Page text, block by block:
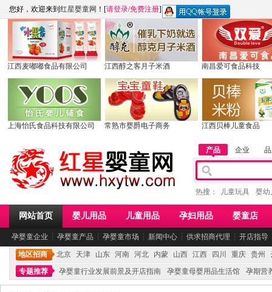
您好，欢迎来到 红星婴童网 ！[请登录/免费注册]
江西麦嘟嘟食品有限公司 江西醇之客月子米酒 南昌爱可食品科技
上海怡氏食品科技有限公司 常熟市婴爵电子商务 江西贝棒儿童食品
产品 企业
热搜： 儿童玩具 婴幼
网站首页 婴儿用品 儿童用品 孕妇用品 婴童店
孕婴童企业 ┆ 孕婴童产品 ┆ 孕婴童市场 ┆ 新闻中心 ┆ 供求招商代理 ┆ 开店指导
地区招商 北京 天津 山东 河南 河北 内蒙 山西 江西 四川 重庆 贵州
专题推荐
孕婴童行业发展前景及开店指南 孕婴童母婴用品生活馆 孕期营